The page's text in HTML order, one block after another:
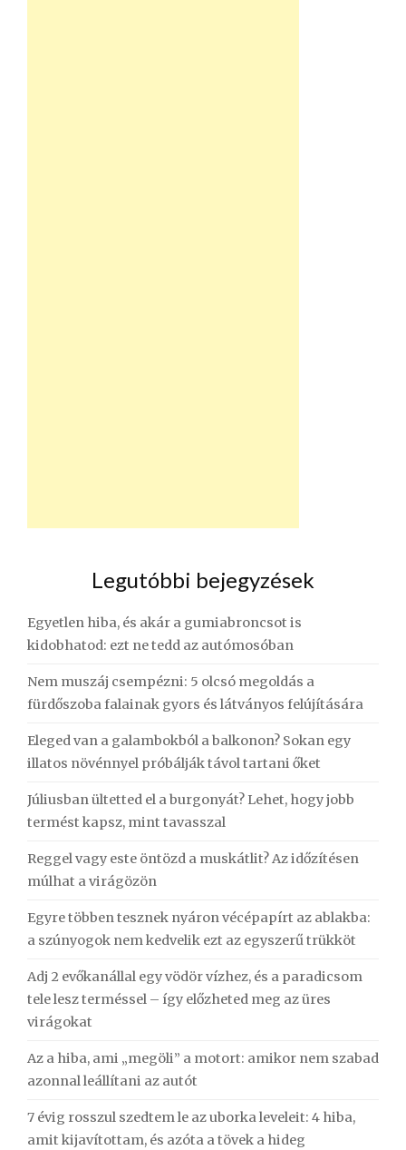
Legutóbbi bejegyzések
Egyetlen hiba, és akár a gumiabroncsot is
kidobhatod: ezt ne tedd az autómosóban
Nem muszáj csempézni: 5 olcsó megoldás a
fürdőszoba falainak gyors és látványos felújítására
Eleged van a galambokból a balkonon? Sokan egy
illatos növénnyel próbálják távol tartani őket
Júliusban ültetted el a burgonyát? Lehet, hogy jobb
termést kapsz, mint tavasszal
Reggel vagy este öntözd a muskátlit? Az időzítésen
múlhat a virágözön
Egyre többen tesznek nyáron vécépapírt az ablakba:
a szúnyogok nem kedvelik ezt az egyszerű trükköt
Adj 2 evőkanállal egy vödör vízhez, és a paradicsom
tele lesz terméssel – így előzheted meg az üres
virágokat
Az a hiba, ami „megöli” a motort: amikor nem szabad
azonnal leállítani az autót
7 évig rosszul szedtem le az uborka leveleit: 4 hiba,
amit kijavítottam, és azóta a tövek a hideg